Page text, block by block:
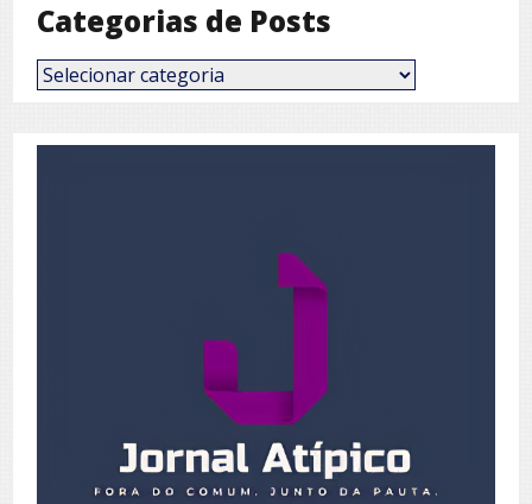
Categorias de Posts
Categorias
de